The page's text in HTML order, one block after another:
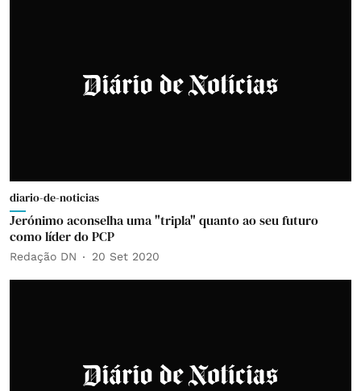
diario-de-noticias
Jerónimo aconselha uma "tripla" quanto ao seu futuro
como líder do PCP
Redação DN 20 Set 2020